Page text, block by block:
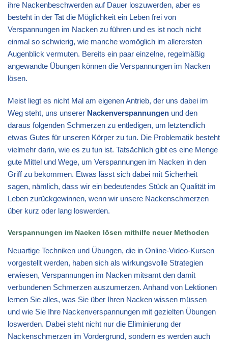
ihre Nackenbeschwerden auf Dauer loszuwerden, aber es
besteht in der Tat die Möglichkeit ein Leben frei von
Verspannungen im Nacken zu führen und es ist noch nicht
einmal so schwierig, wie manche womöglich im allerersten
Augenblick vermuten. Bereits ein paar einzelne, regelmäßig
angewandte Übungen können die Verspannungen im Nacken
lösen.
Meist liegt es nicht Mal am eigenen Antrieb, der uns dabei im
Weg steht, uns unserer Nackenverspannungen und den
daraus folgenden Schmerzen zu entledigen, um letztendlich
etwas Gutes für unseren Körper zu tun. Die Problematik besteht
vielmehr darin, wie es zu tun ist. Tatsächlich gibt es eine Menge
gute Mittel und Wege, um Verspannungen im Nacken in den
Griff zu bekommen. Etwas lässt sich dabei mit Sicherheit
sagen, nämlich, dass wir ein bedeutendes Stück an Qualität im
Leben zurückgewinnen, wenn wir unsere Nackenschmerzen
über kurz oder lang loswerden.
Verspannungen im Nacken lösen mithilfe neuer Methoden
Neuartige Techniken und Übungen, die in Online-Video-Kursen
vorgestellt werden, haben sich als wirkungsvolle Strategien
erwiesen, Verspannungen im Nacken mitsamt den damit
verbundenen Schmerzen auszumerzen. Anhand von Lektionen
lernen Sie alles, was Sie über Ihren Nacken wissen müssen
und wie Sie Ihre Nackenverspannungen mit gezielten Übungen
loswerden. Dabei steht nicht nur die Eliminierung der
Nackenschmerzen im Vordergrund, sondern es werden auch